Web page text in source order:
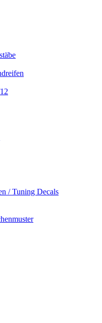
/ Tuning Decals